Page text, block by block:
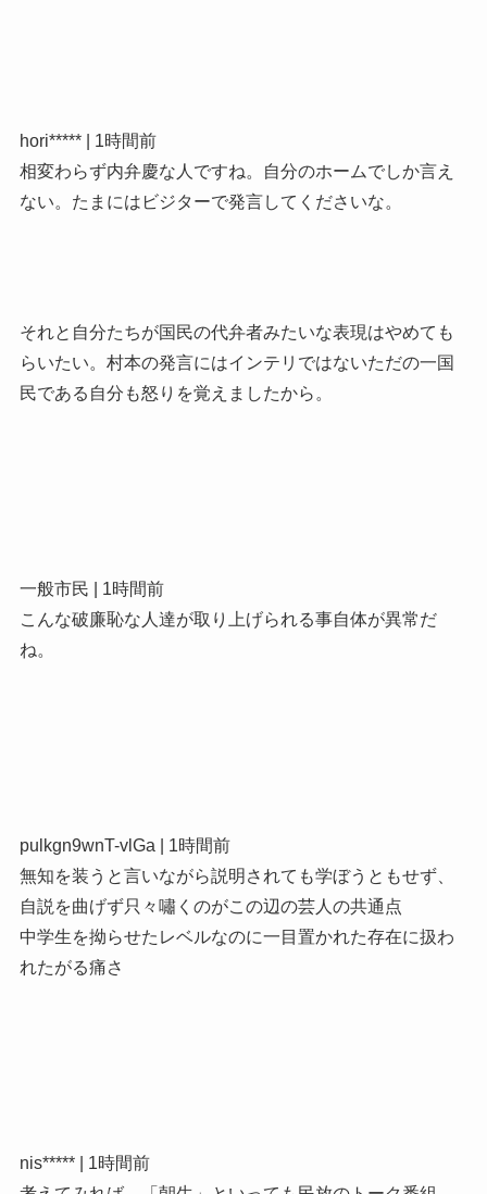
hori***** | 1時間前
相変わらず内弁慶な人ですね。自分のホームでしか言え
ない。たまにはビジターで発言してくださいな。
それと自分たちが国民の代弁者みたいな表現はやめても
らいたい。村本の発言にはインテリではないただの一国
民である自分も怒りを覚えましたから。
一般市民 | 1時間前
こんな破廉恥な人達が取り上げられる事自体が異常だ
ね。
pulkgn9wnT-vlGa | 1時間前
無知を装うと言いながら説明されても学ぼうともせず、
自説を曲げず只々嘯くのがこの辺の芸人の共通点
中学生を拗らせたレベルなのに一目置かれた存在に扱わ
れたがる痛さ
nis***** | 1時間前